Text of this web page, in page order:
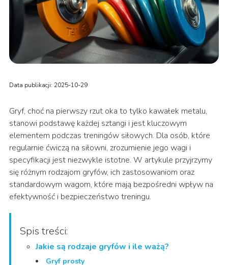
Data publikacji: 2025-10-29
Gryf, choć na pierwszy rzut oka to tylko kawałek metalu,
stanowi podstawę każdej sztangi i jest kluczowym
elementem podczas treningów siłowych. Dla osób, które
regularnie ćwiczą na siłowni, zrozumienie jego wagi i
specyfikacji jest niezwykle istotne. W artykule przyjrzymy
się różnym rodzajom gryfów, ich zastosowaniom oraz
standardowym wagom, które mają bezpośredni wpływ na
efektywność i bezpieczeństwo treningu.
Spis treści:
Jakie są rodzaje gryfów i ile ważą?
Gryf prosty